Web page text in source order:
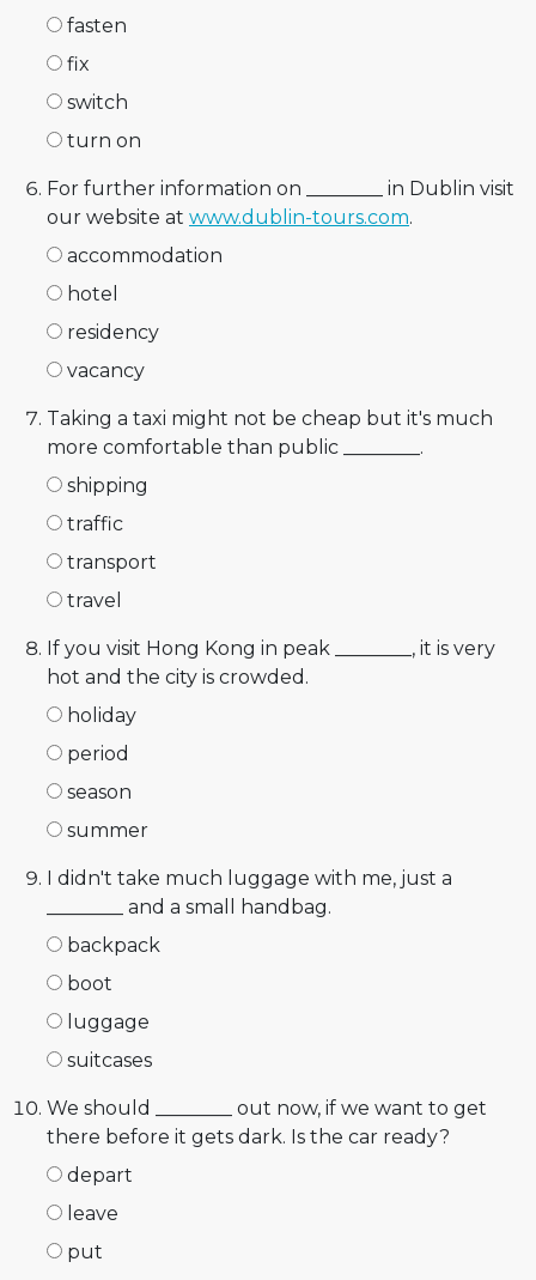
fasten
fix
switch
turn on
For further information on ________ in Dublin visit
our website at www.dublin-tours.com.
accommodation
hotel
residency
vacancy
Taking a taxi might not be cheap but it's much
more comfortable than public ________.
shipping
traffic
transport
travel
If you visit Hong Kong in peak ________, it is very
hot and the city is crowded.
holiday
period
season
summer
I didn't take much luggage with me, just a
________ and a small handbag.
backpack
boot
luggage
suitcases
We should ________ out now, if we want to get
there before it gets dark. Is the car ready?
depart
leave
put